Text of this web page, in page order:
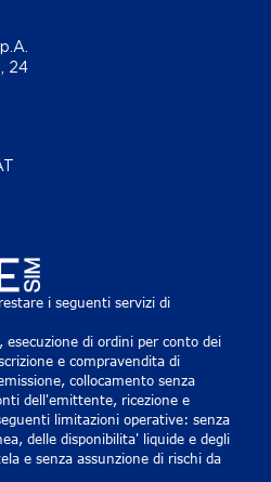
24
i seguenti servizi di
esecuzione di ordini per conto dei
e compravendita di
collocamento senza
dell'emittente, ricezione e
limitazioni operative: senza
delle disponibilita' liquide e degli
e senza assunzione di rischi da